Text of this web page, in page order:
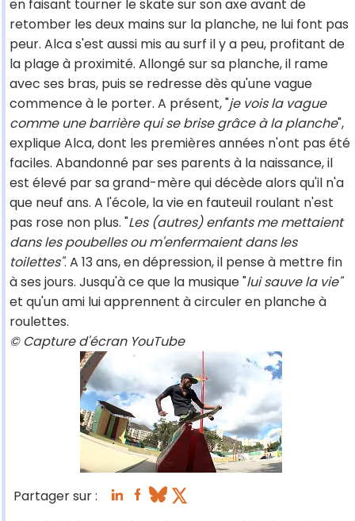
en faisant tourner le skate sur son axe avant de
retomber les deux mains sur la planche, ne lui font pas
peur. Alca s'est aussi mis au surf il y a peu, profitant de
la plage à proximité. Allongé sur sa planche, il rame
avec ses bras, puis se redresse dès qu'une vague
commence à le porter. A présent, "je vois la vague
comme une barrière qui se brise grâce à la planche",
explique Alca, dont les premières années n'ont pas été
faciles. Abandonné par ses parents à la naissance, il
est élevé par sa grand-mère qui décède alors qu'il n'a
que neuf ans. A l'école, la vie en fauteuil roulant n'est
pas rose non plus. "Les (autres) enfants me mettaient
dans les poubelles ou m'enfermaient dans les
toilettes". A 13 ans, en dépression, il pense à mettre fin
à ses jours. Jusqu'à ce que la musique "lui sauve la vie"
et qu'un ami lui apprennent à circuler en planche à
roulettes.
© Capture d'écran YouTube
Partager sur :